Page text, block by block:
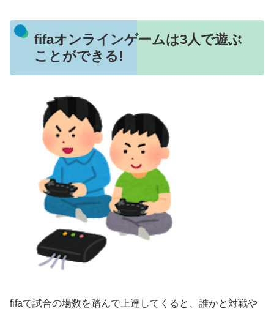
fifaオンラインゲームは3人で遊ぶ
ことができる!
fifaで試合の場数を踏んで上達してくると、誰かと対戦や